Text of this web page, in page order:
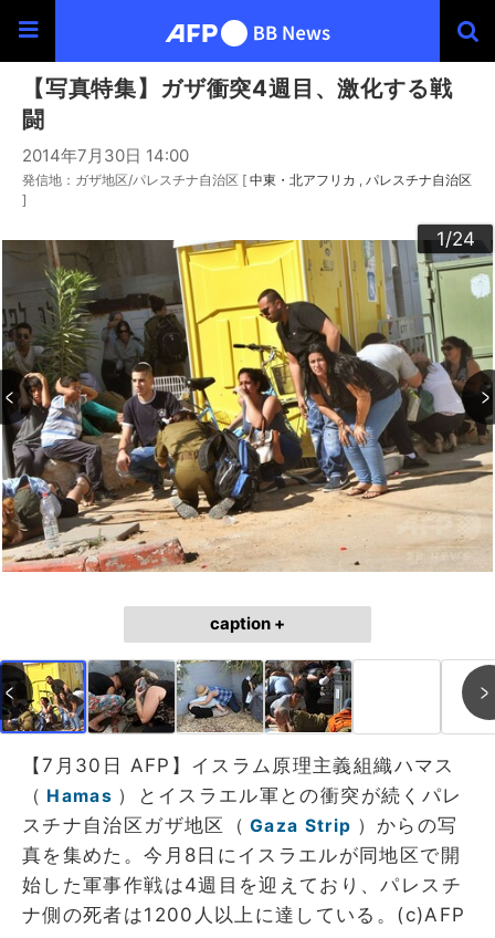
【写真特集】ガザ衝突4週目、激化する戦
闘
2014年7月30日 14:00
発信地：ガザ地区/パレスチナ自治区 [ 中東・北アフリカ
パレスチナ自治区
]
1/24
2/24
3/24
4/24
5/24
6/24
7/24
8/24
9/24
10/24
11/24
12/24
13/24
14/24
15/24
16/24
17/24
18/24
19/24
20/24
21/24
22/24
23/24
24/24
caption +
【7月30日 AFP】イスラム原理主義組織ハマス
（ Hamas ）とイスラエル軍との衝突が続くパレ
スチナ自治区ガザ地区（ Gaza Strip ）からの写
真を集めた。今月8日にイスラエルが同地区で開
始した軍事作戦は4週目を迎えており、パレスチ
ナ側の死者は1200人以上に達している。(c)AFP